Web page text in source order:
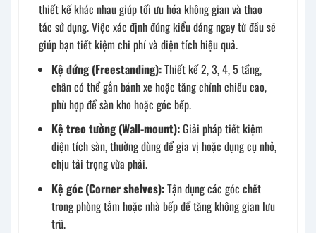
thiết kế khác nhau giúp tối ưu hóa không gian và thao
tác sử dụng. Việc xác định đúng kiểu dáng ngay từ đầu sẽ
giúp bạn tiết kiệm chi phí và diện tích hiệu quả.
Kệ đứng (Freestanding):Thiết kế 2, 3, 4, 5 tầng,
chân có thể gắn bánh xe hoặc tăng chỉnh chiều cao,
phù hợp để sàn kho hoặc góc bếp.
Kệ treo tường (Wall-mount):Giải pháp tiết kiệm
diện tích sàn, thường dùng để gia vị hoặc dụng cụ nhỏ,
chịu tải trọng vừa phải.
Kệ góc (Corner shelves):Tận dụng các góc chết
trong phòng tắm hoặc nhà bếp để tăng không gian lưu
trữ.